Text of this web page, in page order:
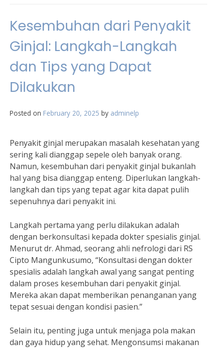
Kesembuhan dari Penyakit
Ginjal: Langkah-Langkah
dan Tips yang Dapat
Dilakukan
Posted on February 20, 2025 by adminelp
Penyakit ginjal merupakan masalah kesehatan yang
sering kali dianggap sepele oleh banyak orang.
Namun, kesembuhan dari penyakit ginjal bukanlah
hal yang bisa dianggap enteng. Diperlukan langkah-
langkah dan tips yang tepat agar kita dapat pulih
sepenuhnya dari penyakit ini.
Langkah pertama yang perlu dilakukan adalah
dengan berkonsultasi kepada dokter spesialis ginjal.
Menurut dr. Ahmad, seorang ahli nefrologi dari RS
Cipto Mangunkusumo, “Konsultasi dengan dokter
spesialis adalah langkah awal yang sangat penting
dalam proses kesembuhan dari penyakit ginjal.
Mereka akan dapat memberikan penanganan yang
tepat sesuai dengan kondisi pasien.”
Selain itu, penting juga untuk menjaga pola makan
dan gaya hidup yang sehat. Mengonsumsi makanan